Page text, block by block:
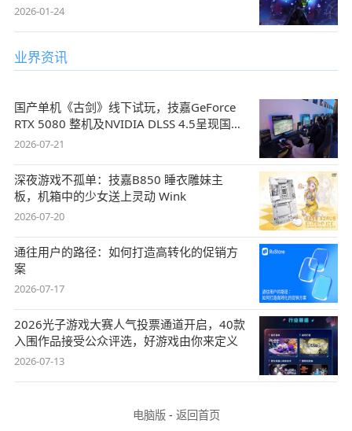
2026-01-24
业界资讯
国产单机《古剑》线下试玩，技嘉GeForce
RTX 5080 整机及NVIDIA DLSS 4.5呈现国风
盛宴
2026-07-21
深夜游戏不孤单：技嘉B850 睡衣雕妹主
板，机箱中的少女送上灵动 Wink
2026-07-20
通往用户的路径：如何打造高转化的促销方
案
2026-07-17
2026光子游戏大赛人气投票通道开启，40款
入围作品接受公众评选，好游戏由你来定义
2026-07-13
电脑版- 返回首页